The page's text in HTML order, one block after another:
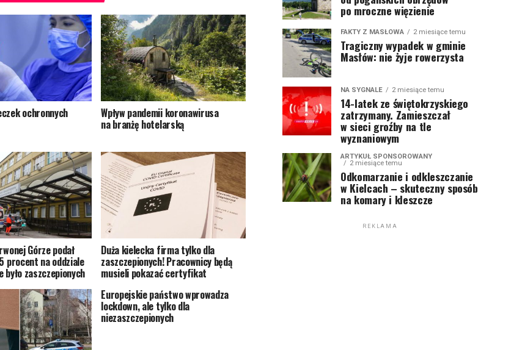
ochronnych Wpływ pandemii koronawirusa
na branżę hotelarską
Górze podał
procent na oddziale
było zaszczepionych
Duża kielecka firma tylko dla
zaszczepionych! Pracownicy będą
musieli pokazać certyfikat
Europejskie państwo wprowadza
lockdown, ale tylko dla
niezaszczepionych
po mroczne więzienie
FAKTY Z MASŁOWA 2 miesiące temu
Tragiczny wypadek w gminie
Masłów: nie żyje rowerzysta
NA SYGNALE 2 miesiące temu
14-latek ze świętokrzyskiego
zatrzymany. Zamieszczał
w sieci groźby na tle
wyznaniowym
ARTYKUŁ SPONSOROWANY
2 miesiące temu
Odkomarzanie i odkleszczanie
w Kielcach – skuteczny sposób
na komary i kleszcze
REKLAMA